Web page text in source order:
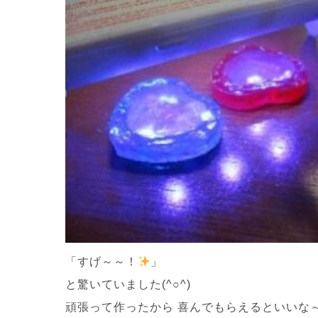
「すげ～～！
」
と驚いていました(^○^)
頑張って作ったから 喜んでもらえるといいな